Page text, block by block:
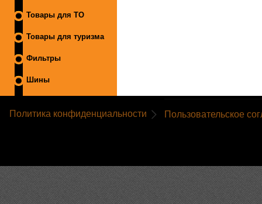
Товары для ТО
Товары для туризма
Фильтры
Шины
Политика конфиденциальности Пользовательское